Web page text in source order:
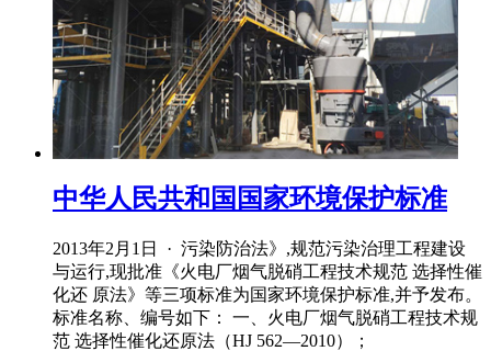
中华人民共和国国家环境保护标准
2013年2月1日 · 污染防治法》,规范污染治理工程建设
与运行,现批准《火电厂烟气脱硝工程技术规范 选择性催
化还 原法》等三项标准为国家环境保护标准,并予发布。
标准名称、编号如下： 一、火电厂烟气脱硝工程技术规
范 选择性催化还原法（HJ 562—2010）；